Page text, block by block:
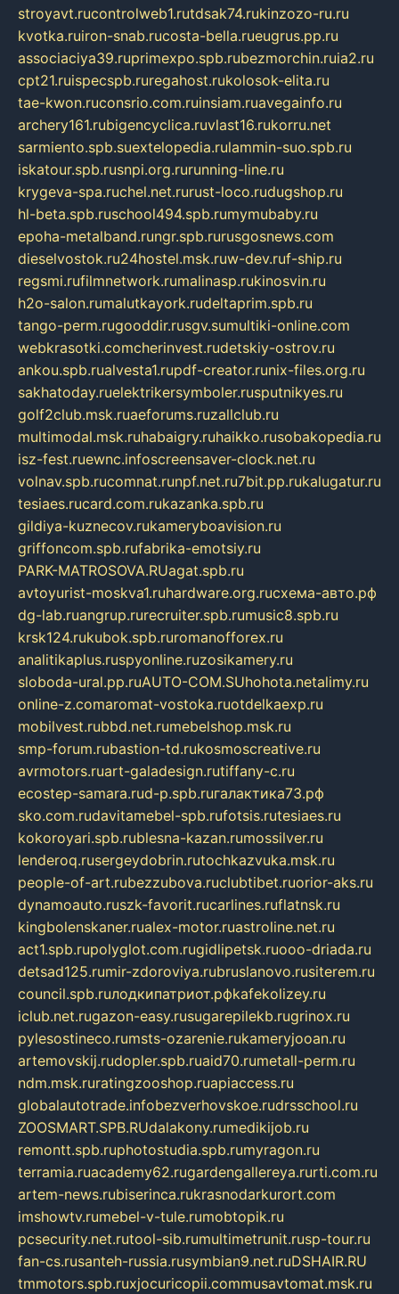
stroyavt.rucontrolweb1.rutdsak74.rukinzozo-ru.ru
kvotka.ruiron-snab.rucosta-bella.rueugrus.pp.ru
associaciya39.ruprimexpo.spb.rubezmorchin.ruia2.ru
cpt21.ruispecspb.ruregahost.rukolosok-elita.ru
tae-kwon.ruconsrio.com.ruinsiam.ruavegainfo.ru
archery161.rubigencyclica.ruvlast16.rukorru.net
sarmiento.spb.suextelopedia.rulammin-suo.spb.ru
iskatour.spb.rusnpi.org.rurunning-line.ru
krygeva-spa.ruchel.net.rurust-loco.rudugshop.ru
hl-beta.spb.ruschool494.spb.rumymubaby.ru
epoha-metalband.rungr.spb.rurusgosnews.com
dieselvostok.ru24hostel.msk.ruw-dev.ruf-ship.ru
regsmi.rufilmnetwork.rumalinasp.rukinosvin.ru
h2o-salon.rumalutkayork.rudeltaprim.spb.ru
tango-perm.rugooddir.rusgv.sumultiki-online.com
webkrasotki.comcherinvest.rudetskiy-ostrov.ru
ankou.spb.rualvesta1.rupdf-creator.runix-files.org.ru
sakhatoday.ruelektrikersymboler.rusputnikyes.ru
golf2club.msk.ruaeforums.ruzallclub.ru
multimodal.msk.ruhabaigry.ruhaikko.rusobakopedia.ru
isz-fest.ruewnc.infoscreensaver-clock.net.ru
volnav.spb.rucomnat.runpf.net.ru7bit.pp.rukalugatur.ru
tesiaes.rucard.com.rukazanka.spb.ru
gildiya-kuznecov.rukameryboavision.ru
griffoncom.spb.rufabrika-emotsiy.ru
PARK-MATROSOVA.RUagat.spb.ru
avtoyurist-moskva1.ruhardware.org.ruсхема-авто.рф
dg-lab.ruangrup.rurecruiter.spb.rumusic8.spb.ru
krsk124.rukubok.spb.ruromanofforex.ru
analitikaplus.ruspyonline.ruzosikamery.ru
sloboda-ural.pp.ruAUTO-COM.SUhohota.netalimy.ru
online-z.comaromat-vostoka.ruotdelkaexp.ru
mobilvest.rubbd.net.rumebelshop.msk.ru
smp-forum.rubastion-td.rukosmoscreative.ru
avrmotors.ruart-galadesign.rutiffany-c.ru
ecostep-samara.rud-p.spb.ruгалактика73.рф
sko.com.rudavitamebel-spb.rufotsis.rutesiaes.ru
kokoroyari.spb.rublesna-kazan.rumossilver.ru
lenderoq.rusergeydobrin.rutochkazvuka.msk.ru
people-of-art.rubezzubova.ruclubtibet.ruorior-aks.ru
dynamoauto.ruszk-favorit.rucarlines.ruflatnsk.ru
kingbolenskaner.rualex-motor.ruastroline.net.ru
act1.spb.rupolyglot.com.rugidlipetsk.ruooo-driada.ru
detsad125.rumir-zdoroviya.rubruslanovo.rusiterem.ru
council.spb.ruлодкипатриот.рфkafekolizey.ru
iclub.net.rugazon-easy.rusugarepilekb.rugrinox.ru
pylesostineco.rumsts-ozarenie.rukameryjooan.ru
artemovskij.rudopler.spb.ruaid70.rumetall-perm.ru
ndm.msk.ruratingzooshop.ruapiaccess.ru
globalautotrade.infobezverhovskoe.rudrsschool.ru
ZOOSMART.SPB.RUdalakony.rumedikijob.ru
remontt.spb.ruphotostudia.spb.rumyragon.ru
terramia.ruacademy62.rugardengallereya.rurti.com.ru
artem-news.rubiserinca.rukrasnodarkurort.com
imshowtv.rumebel-v-tule.rumobtopik.ru
pcsecurity.net.rutool-sib.rumultimetrunit.rusp-tour.ru
fan-cs.rusanteh-russia.rusymbian9.net.ruDSHAIR.RU
tmmotors.spb.ruxjocuricopii.commusavtomat.msk.ru